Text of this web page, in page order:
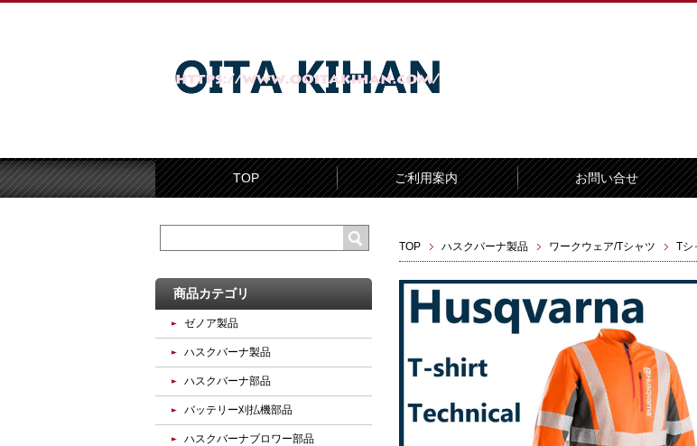
TOP ご利用案内 お問い合せ
TOP ハスクバーナ製品 ワークウェア/Tシャツ Tシ
商品カテゴリ
ゼノア製品
ハスクバーナ製品
ハスクバーナ部品
バッテリー刈払機部品
ハスクバーナブロワー部品